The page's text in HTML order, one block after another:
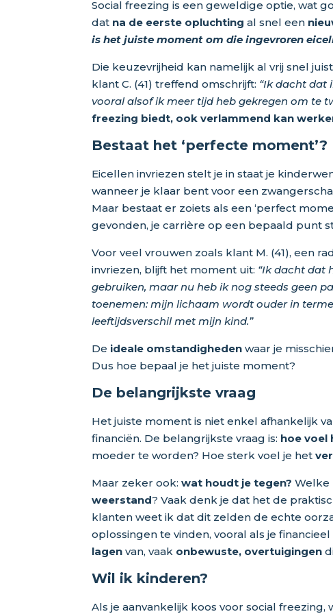
Social freezing is een geweldige optie, wat
dat na de eerste opluchting al snel een
is het juiste moment om die ingevroren
Die keuzevrijheid kan namelijk al vrij snel
klant C. (41) treffend omschrijft: “Ik dacht dat
vooral alsof ik meer tijd heb gekregen om te
freezing biedt, ook verlammend kan
Bestaat het ‘perfecte moment’?
Eicellen invriezen stelt je in staat je
wanneer je klaar bent voor een
Maar bestaat er zoiets als een ‘perfect
gevonden, je carrière op een bepaald punt
Voor veel vrouwen zoals klant M. (41), een
invriezen, blijft het moment uit: “Ik dacht dat
gebruiken, maar nu heb ik nog steeds geen
toenemen: mijn lichaam wordt ouder in
leeftijdsverschil met mijn kind.”
De ideale omstandigheden waar je
Dus hoe bepaal je het juiste moment?
De belangrijkste vraag
Het juiste moment is niet enkel afhankelijk
financiën. De belangrijkste vraag is: hoe voel
moeder te worden? Hoe sterk voel je het
Maar zeker ook:wat houdt je tegen? Welke
weerstand? Vaak denk je dat het de
klanten weet ik dat dit zelden de echte
oplossingen te vinden, vooral als je
lagen van, vaak onbewuste, overtuigingen
Wil ik kinderen?
Als je aanvankelijk koos voor social